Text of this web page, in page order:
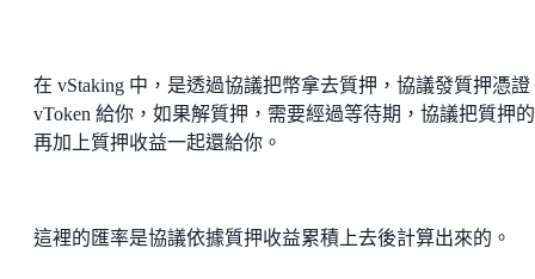
在 vStaking 中，是透過協議把幣拿去質押，協議發質押憑證
vToken 給你，如果解質押，需要經過等待期，協議把質押
再加上質押收益一起還給你。
這裡的匯率是協議依據質押收益累積上去後計算出來的。